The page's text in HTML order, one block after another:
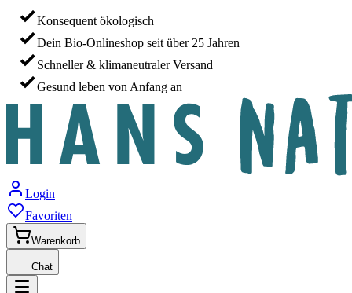
Konsequent ökologisch
Dein Bio-Onlineshop seit über 25 Jahren
Schneller & klimaneutraler Versand
Gesund leben von Anfang an
Login
Favoriten
Warenkorb
Chat